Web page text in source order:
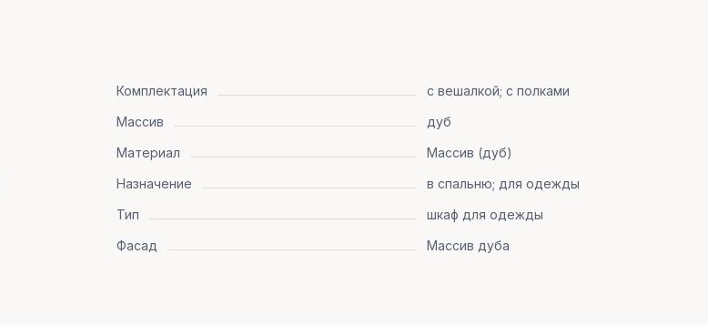
Комплектация
с вешалкой; с полками
Массив
дуб
Материал
Массив (дуб)
Назначение
в спальню; для одежды
Тип
шкаф для одежды
Фасад
Массив дуба